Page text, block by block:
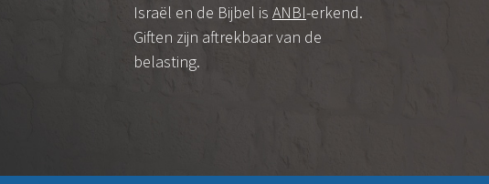
Israël en de Bijbel is ANBI-erkend.
Giften zijn aftrekbaar van de
belasting.